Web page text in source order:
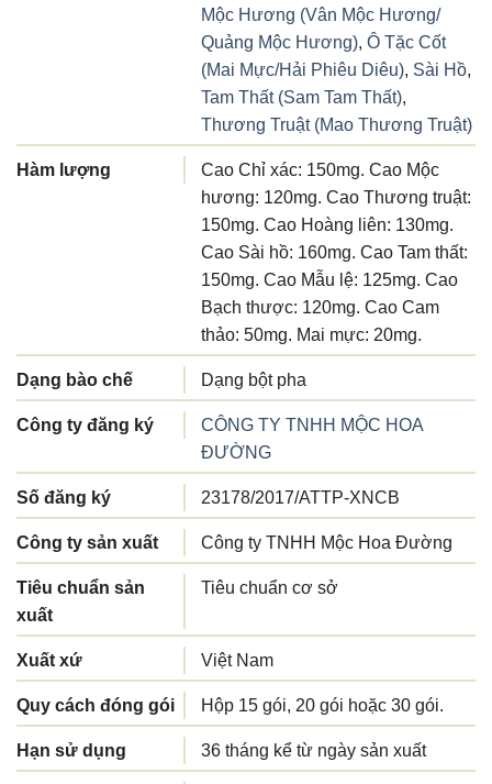
Mộc Hương (Vân Mộc Hương/
Quảng Mộc Hương), Ô Tặc Cốt
(Mai Mực/Hải Phiêu Diêu), Sài Hồ,
Tam Thất (Sam Tam Thất),
Thương Truật (Mao Thương Truật)
Hàm lượng
Cao Chỉ xác: 150mg. Cao Mộc
hương: 120mg. Cao Thương truật:
150mg. Cao Hoàng liên: 130mg.
Cao Sài hồ: 160mg. Cao Tam thất:
150mg. Cao Mẫu lệ: 125mg. Cao
Bạch thược: 120mg. Cao Cam
thảo: 50mg. Mai mực: 20mg.
Dạng bào chế Dạng bột pha
Công ty đăng ký
CÔNG TY TNHH MỘC HOA
ĐƯỜNG
Số đăng ký 23178/2017/ATTP-XNCB
Công ty sản xuất Công ty TNHH Mộc Hoa Đường
Tiêu chuẩn sản
xuất
Tiêu chuẩn cơ sở
Xuất xứ Việt Nam
Quy cách đóng gói Hộp 15 gói, 20 gói hoặc 30 gói.
Hạn sử dụng 36 tháng kể từ ngày sản xuất